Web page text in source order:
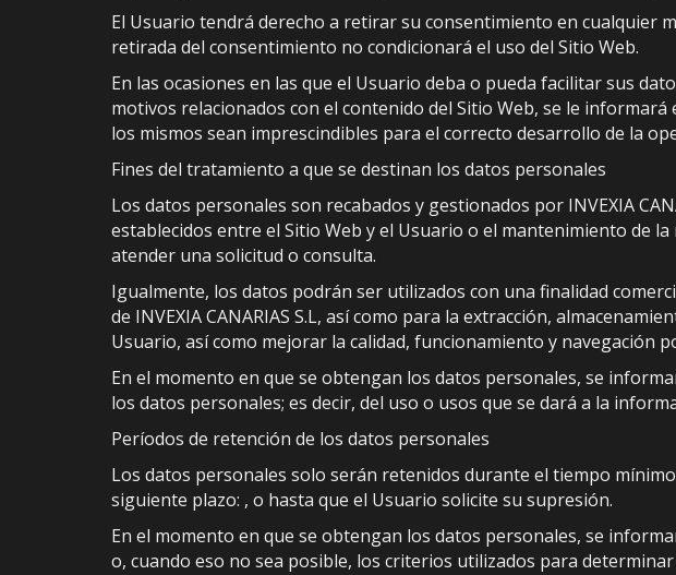
El Usuario tendrá derecho a retirar su consentimiento en cualquier
retirada del consentimiento no condicionará el uso del Sitio Web.
En las ocasiones en las que el Usuario deba o pueda facilitar sus
motivos relacionados con el contenido del Sitio Web, se le
los mismos sean imprescindibles para el correcto desarrollo de la
Fines del tratamiento a que se destinan los datos personales
Los datos personales son recabados y gestionados por INVEXIA
establecidos entre el Sitio Web y el Usuario o el mantenimiento de
atender una solicitud o consulta.
Igualmente, los datos podrán ser utilizados con una finalidad
de INVEXIA CANARIAS S.L, así como para la extracción,
Usuario, así como mejorar la calidad, funcionamiento y navegación
En el momento en que se obtengan los datos personales, se
los datos personales; es decir, del uso o usos que se dará a la
Períodos de retención de los datos personales
Los datos personales solo serán retenidos durante el tiempo
siguiente plazo: , o hasta que el Usuario solicite su supresión.
En el momento en que se obtengan los datos personales, se
o, cuando eso no sea posible, los criterios utilizados para